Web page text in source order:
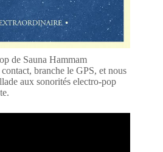
de Sauna Hammam
branche le GPS, et nous
aux sonorités electro-pop